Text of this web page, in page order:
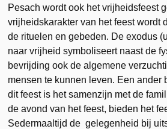
Pesach wordt ook het vrijheidsfeest
vrijheidskarakter van het feest wordt
de rituelen en gebeden. De exodus
naar vrijheid symboliseert naast de
bevrijding ook de algemene
mensen te kunnen leven. Een ander
dit feest is het samenzijn met de
de avond van het feest, bieden het
Sedermaaltijd de gelegenheid bij